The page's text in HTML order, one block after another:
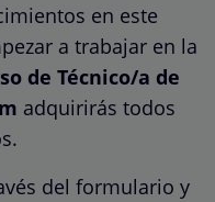
en este
a trabajar en la
de Técnico/a de
adquirirás todos
del formulario y